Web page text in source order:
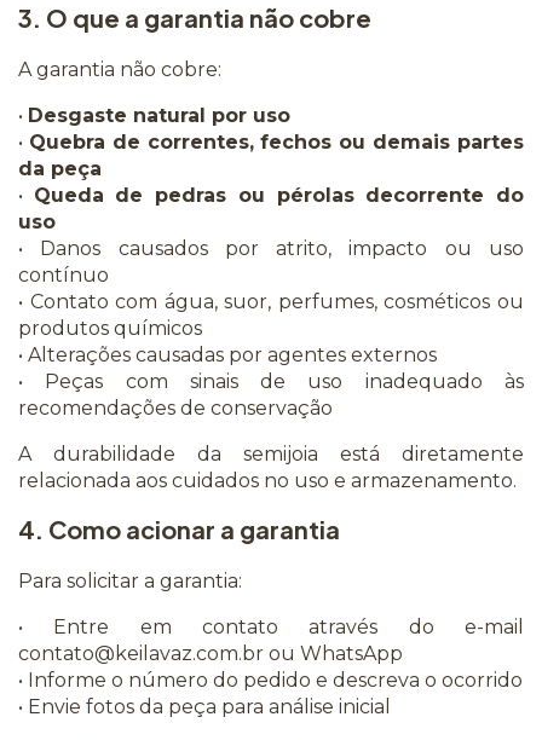
3. O que a garantia não cobre
A garantia não cobre:
• Desgaste natural por uso
• Quebra de correntes, fechos ou demais partes
da peça
• Queda de pedras ou pérolas decorrente do
uso
• Danos causados por atrito, impacto ou uso
contínuo
• Contato com água, suor, perfumes, cosméticos ou
produtos químicos
• Alterações causadas por agentes externos
• Peças com sinais de uso inadequado às
recomendações de conservação
A durabilidade da semijoia está diretamente
relacionada aos cuidados no uso e armazenamento.
4. Como acionar a garantia
Para solicitar a garantia:
• Entre em contato através do e-mail
contato@keilavaz.com.br ou WhatsApp
• Informe o número do pedido e descreva o ocorrido
• Envie fotos da peça para análise inicial